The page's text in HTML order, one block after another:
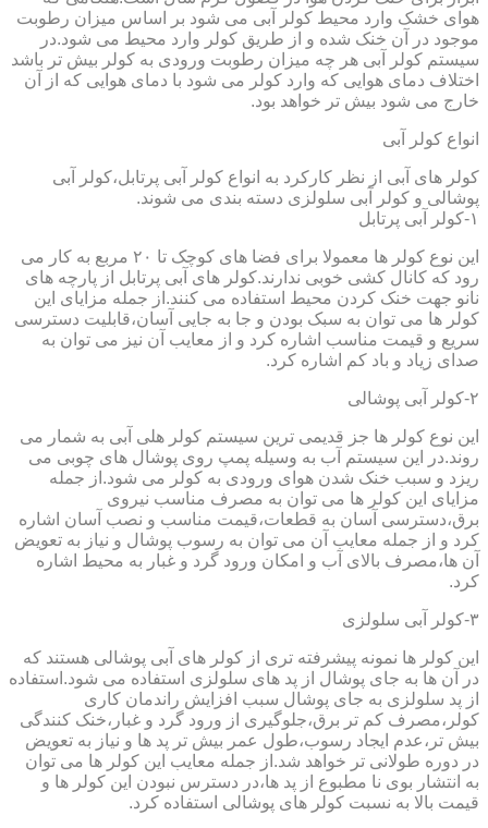
هوای خشک وارد محیط کولر آبی می شود بر اساس میزان رطوبت
موجود در آن خنک شده و از طریق کولر وارد محیط می شود.در
سیستم کولر آبی هر چه میزان رطوبت ورودی به کولر بیش تر باشد
اختلاف دمای هوایی که وارد کولر می شود با دمای هوایی که از آن
خارج می شود بیش تر خواهد بود.
انواع کولر آبی
کولر های آبی از نظر کارکرد به انواع کولر آبی پرتابل،کولر آبی
پوشالی و کولر آبی سلولزی دسته بندی می شوند.
۱-کولر آبی پرتابل
این نوع کولر ها معمولا برای فضا های کوچک تا ۲۰ مربع به کار می
رود که کانال کشی خوبی ندارند.کولر های آبی پرتابل از پارچه های
نانو جهت خنک کردن محیط استفاده می کنند.از جمله مزایای این
کولر ها می توان به سبک بودن و جا به جایی آسان،قابلیت دسترسی
سریع و قیمت مناسب اشاره کرد و از معایب آن نیز می توان به
صدای زیاد و باد کم اشاره کرد.
۲-کولر آبی پوشالی
این نوع کولر ها جز قدیمی ترین سیستم کولر هلی آبی به شمار می
روند.در این سیستم آب به وسیله پمپ روی پوشال های چوبی می
ریزد و سبب خنک شدن هوای ورودی به کولر می شود.از جمله
مزایای این کولر ها می توان به مصرف مناسب نیروی
برق،دسترسی آسان به قطعات،قیمت مناسب و نصب آسان اشاره
کرد و از جمله معایب آن می توان به رسوب پوشال و نیاز به تعویض
آن ها،مصرف بالای آب و امکان ورود گرد و غبار به محیط اشاره
کرد.
۳-کولر آبی سلولزی
این کولر ها نمونه پیشرفته تری از کولر های آبی پوشالی هستند که
در آن ها به جای پوشال از پد های سلولزی استفاده می شود.استفاده
از پد سلولزی به جای پوشال سبب افزایش راندمان کاری
کولر،مصرف کم تر برق،جلوگیری از ورود گرد و غبار،خنک کنندگی
بیش تر،عدم ایجاد رسوب،طول عمر بیش تر پد ها و نیاز به تعویض
در دوره طولانی تر خواهد شد.از جمله معایب این کولر ها می توان
به انتشار بوی نا مطبوع از پد ها،در دسترس نبودن این کولر ها و
قیمت بالا به نسبت کولر های پوشالی استفاده کرد.